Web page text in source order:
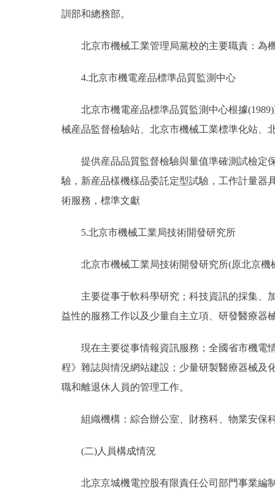
ITALIANO
訓部和總務部。
北京市機械工業管理局黨校的主要職責：為機
4.北京市機電産品標準品質監測中心
北京市機電産品標準品質監測中心根據(1989)
械産品監督檢驗站、北京市機械工業標準化站、
提供産品品質監督檢驗與量值準確測試檢定保
驗，新産品樣機樣品委託定型試驗，工作計量器
術服務，標準文獻
5.北京市機械工業局技術開發研究所
北京市機械工業局技術開發研究所(原北京機
主要從事于軟科學研究；科技資訊的採集、加
益性的服務工作以及少量自主立項、研發醫療器
現在主要從事情報資訊服務；全國省市機電情
程》雜誌與情況網站建設；少量研製醫療器械及
職和離退休人員的管理工作。
組織機構：綜合辦公室、財務科、物業安保
(二)人員構成情況
北京京城機電控股有限責任公司部門事業編